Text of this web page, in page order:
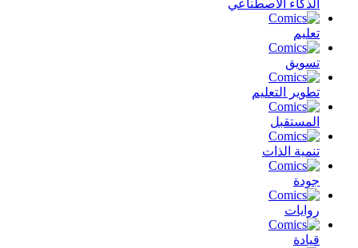
الذكاء الأصطناعي
تعليم
تسويق
تطوير التعليم
المستقبل
تنمية الذات
جودة
روايات
قيادة